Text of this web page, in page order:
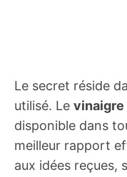
Le secret réside
utilisé. Le vinaigre
disponible dans
meilleur rapport
aux idées reçues,